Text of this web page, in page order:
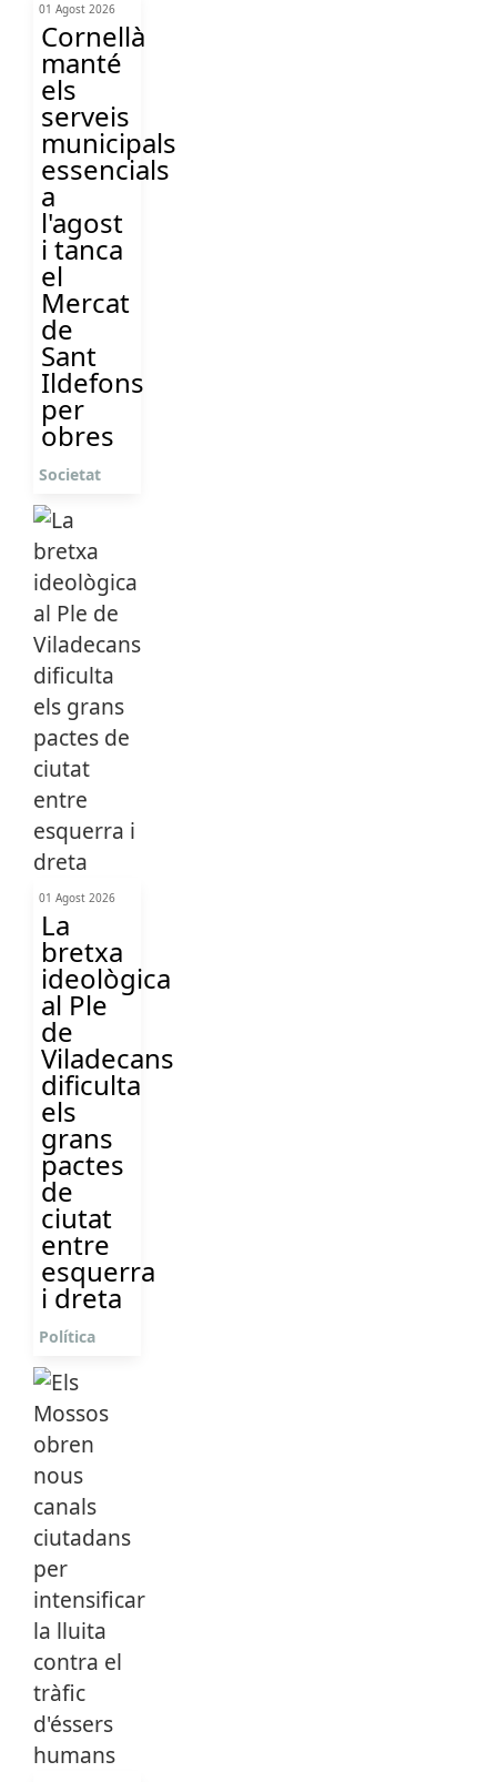
01 Agost 2026
Cornellà
manté
els
serveis
municipals
essencials
a
l'agost
i tanca
el
Mercat
de
Sant
Ildefons
per
obres
Societat
01 Agost 2026
La
bretxa
ideològica
al Ple
de
Viladecans
dificulta
els
grans
pactes
de
ciutat
entre
esquerra
i dreta
Política